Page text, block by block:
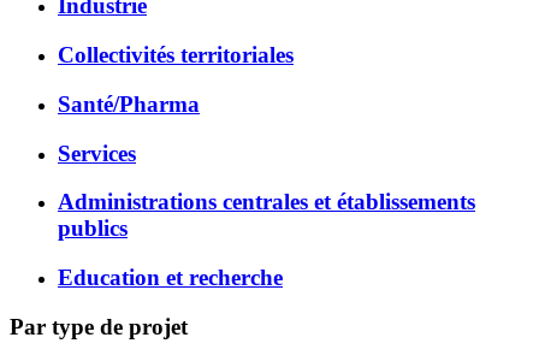
Industrie
Collectivités territoriales
Santé/Pharma
Services
Administrations centrales et établissements
publics
Education et recherche
Par type de projet